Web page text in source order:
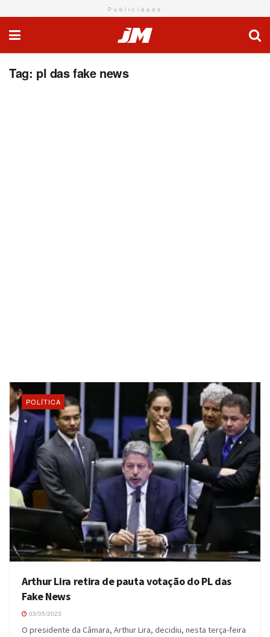
Publicidade
Tag: pl das fake news
POLÍTICA
Arthur Lira retira de pauta votação do PL das
Fake News
03/05/2023
O presidente da Câmara, Arthur Lira, decidiu, nesta terça-feira